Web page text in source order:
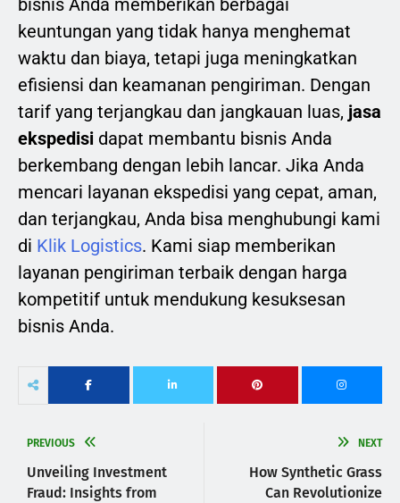
bisnis Anda memberikan berbagai
keuntungan yang tidak hanya menghemat
waktu dan biaya, tetapi juga meningkatkan
efisiensi dan keamanan pengiriman. Dengan
tarif yang terjangkau dan jangkauan luas, jasa
ekspedisi dapat membantu bisnis Anda
berkembang dengan lebih lancar. Jika Anda
mencari layanan ekspedisi yang cepat, aman,
dan terjangkau, Anda bisa menghubungi kami
di Klik Logistics. Kami siap memberikan
layanan pengiriman terbaik dengan harga
kompetitif untuk mendukung kesuksesan
bisnis Anda.
PREVIOUS
Unveiling Investment
Fraud: Insights from
NEXT
How Synthetic Grass
Can Revolutionize